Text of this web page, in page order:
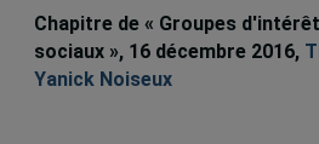
Chapitre de « Groupes
sociaux », 16 décembre 2016,
Yanick Noiseux